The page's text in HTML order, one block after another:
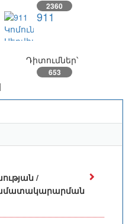
2360
911
Դիտումներ՝
653
/